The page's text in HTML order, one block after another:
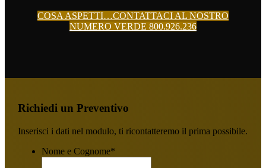
COSA ASPETTI…CONTATTACI AL NOSTRO
NUMERO VERDE 800.926.236
Richiedi un Preventivo
Inserisci i dati nel modulo, ti ricontatteremo il prima possibile.
Nome e Cognome*